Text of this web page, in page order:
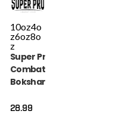
10oz4o
z6oz8o
z
Super Pro
Combat Gear
Bokshandschoen
Wit
28.99